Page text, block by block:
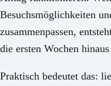
Besuchsmöglichkeiten
zusammenpassen,
die ersten Wochen
Praktisch bedeutet das: